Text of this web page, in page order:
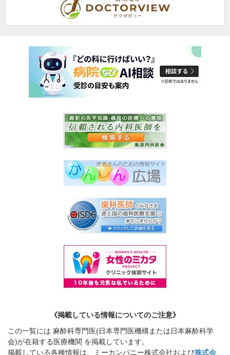
《掲載している情報についてのご注意》
この一覧には 麻酔科専門医(日本専門医機構または日本麻酔科学
会)が在籍する医療機関 を掲載しています。
掲載している各種情報は、ミーカンパニー株式会社および株式会